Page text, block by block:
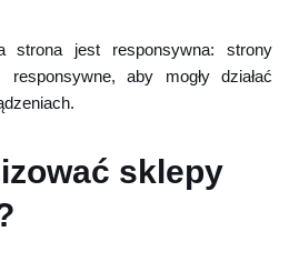
strona jest responsywna: strony
aby mogły działać
sklepy